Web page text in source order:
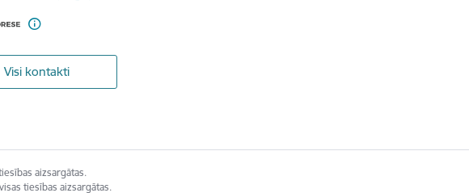
Visi kontakti
aizsargātas.
tiesības aizsargātas.